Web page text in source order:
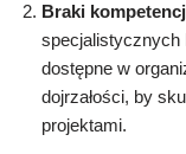
Braki
specjalistycznych
dostępne w
dojrzałości, by
projektami.